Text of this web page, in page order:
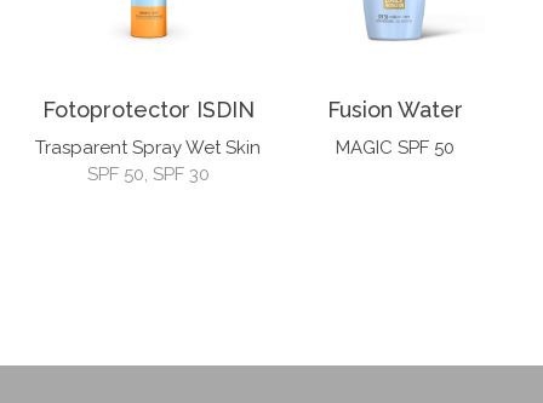
Fotoprotector ISDIN
Trasparent Spray Wet Skin
SPF 50, SPF 30
Fusion Water
MAGIC SPF 50